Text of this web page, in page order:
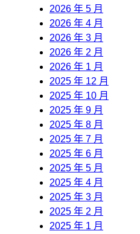
2026 年 5 月
2026 年 4 月
2026 年 3 月
2026 年 2 月
2026 年 1 月
2025 年 12 月
2025 年 10 月
2025 年 9 月
2025 年 8 月
2025 年 7 月
2025 年 6 月
2025 年 5 月
2025 年 4 月
2025 年 3 月
2025 年 2 月
2025 年 1 月